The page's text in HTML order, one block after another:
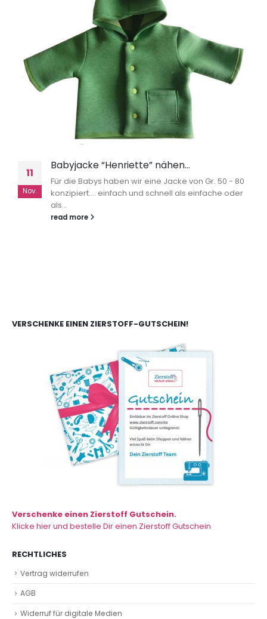
11
Nov.
Babyjacke “Henriette” nähen…
Für die Babys haben wir eine Jacke von Gr. 50 - 80
konzipiert.... einfach und schnell als einfache oder
als...
read more
VERSCHENKE EINEN ZIERSTOFF-GUTSCHEIN!
Verschenke einen Zierstoff Gutschein.
Klicke hier und bestelle Dir einen Zierstoff Gutschein
RECHTLICHES
Vertrag widerrufen
AGB
Widerruf für digitale Medien